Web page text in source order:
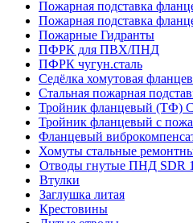
Пожарная подставка
Пожарная подставка
Пожарные Гидранты
ПФРК для ПВХ/ПНД
ПФРК чугун.сталь
Седёлка хомутовая
Стальная пожарная
Тройник фланцевый (ТФ)
Тройник фланцевый с
Фланцевый
Хомуты стальные
Отводы гнутые ПНД SDR
Втулки
Заглушка литая
Крестовины